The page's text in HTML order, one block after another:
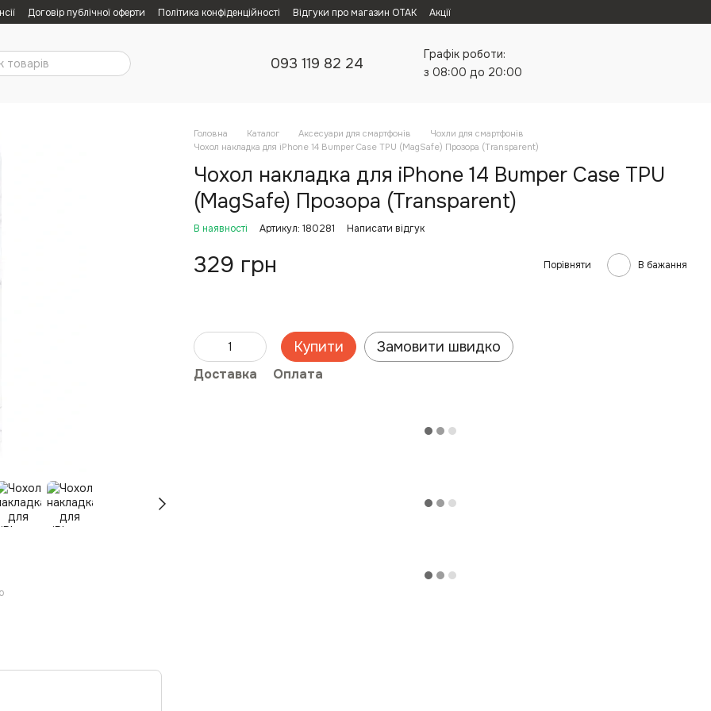
Договір публічної оферти Політика конфіденційності Відгуки про магазин ОТАК Акції
093 119 82 24
Графік роботи:
з 08:00 до 20:00
Головна Каталог Аксесуари для смартфонів
Чохли для смартфонів
Чохол накладка для iPhone 14 Bumper Case TPU (MagSafe) Прозора (Transparent)
Чохол накладка для iPhone 14 Bumper Case TPU
(MagSafe) Прозора (Transparent)
В наявності Артикул: 180281 Написати відгук
329 грн Порівняти В бажання
Купити Замовити швидко
Доставка Оплата